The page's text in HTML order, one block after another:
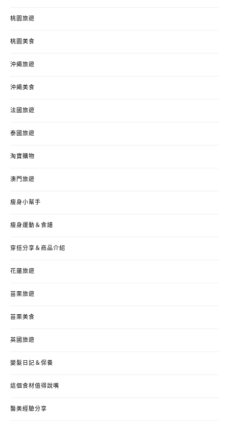
桃園旅遊
桃園美食
沖繩旅遊
沖繩美食
法國旅遊
泰國旅遊
淘寶購物
澳門旅遊
瘦身小幫手
瘦身運動＆食譜
穿搭分享＆商品介紹
花蓮旅遊
苗栗旅遊
苗栗美食
英國旅遊
變髮日記＆保養
這個食材值得說嘴
醫美經驗分享